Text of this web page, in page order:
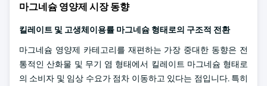
마그네슘 영양제 시장 동향
킬레이트 및 고생체이용률 마그네슘 형태로의 구조적 전환
마그네슘 영양제 카테고리를 재편하는 가장 중대한 동향은 전
통적인 산화물 및 무기 염 형태에서 킬레이트 마그네슘 형태로
의 소비자 및 임상 수요가 점차 이동하고 있다는 점입니다. 특히